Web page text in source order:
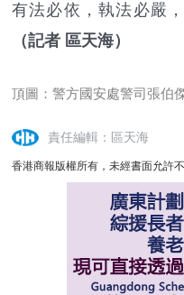
有法必依，執法必嚴
（記者 區天海）
頂圖：警方國安處警司張伯傑
責任編輯：區天海
香港商報版權所有，未經書面允許不